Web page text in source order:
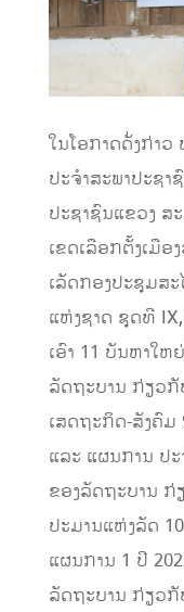
ໃນໂອກາດດັ່ງກ່າ
ປະຈຳສະພາປະຊາ
ປະຊາຊົນແຂວງ ສ
ເຂດເລືອກຕັ້ງເມືອ
ເລັດກອງປະຊຸມສ
ແຫ່ງຊາດ ຊຸດທີ
ເອົາ 11 ບັນຫາໃຫ
ລັດຖະບານ ກ່ຽວ
ເສດຖະກິດ-ສັງຄົມ
ແລະ ແຜນການ ປະ
ຂອງລັດຖະບານ
ປະມານແຫ່ງລັດ
ແຜນການ 1 ປີ
ລັດຖະບານ ກ່ຽວກັ